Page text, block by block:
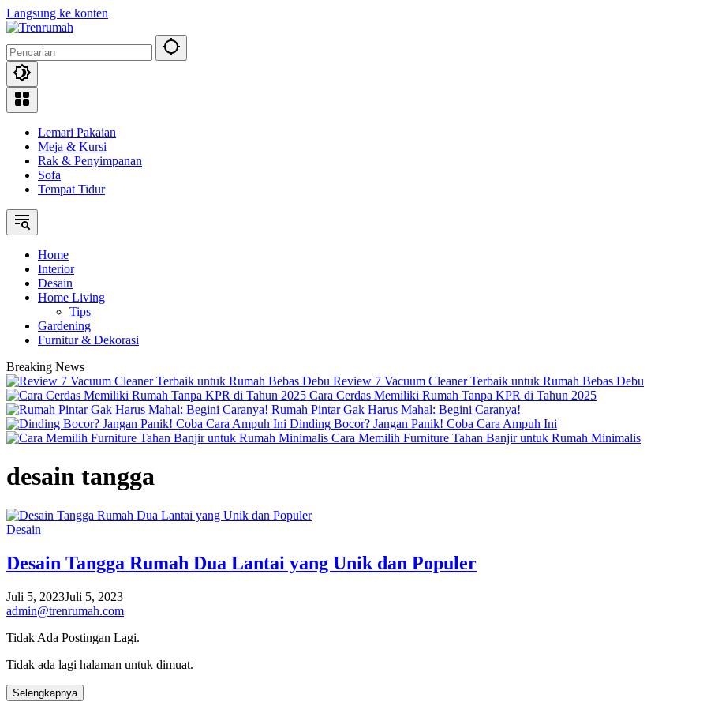
Langsung ke konten
Lemari Pakaian
Meja & Kursi
Rak & Penyimpanan
Sofa
Tempat Tidur
Home
Interior
Desain
Home Living
Tips
Gardening
Furnitur & Dekorasi
Breaking News
Review 7 Vacuum Cleaner Terbaik untuk Rumah Bebas Debu
Cara Cerdas Memiliki Rumah Tanpa KPR di Tahun 2025
Rumah Pintar Gak Harus Mahal: Begini Caranya!
Dinding Bocor? Jangan Panik! Coba Cara Ampuh Ini
Cara Memilih Furniture Tahan Banjir untuk Rumah Minimalis
desain tangga
Desain
Desain Tangga Rumah Dua Lantai yang Unik dan Populer
Juli 5, 2023Juli 5, 2023
admin@trenrumah.com
Tidak Ada Postingan Lagi.
Tidak ada lagi halaman untuk dimuat.
Selengkapnya